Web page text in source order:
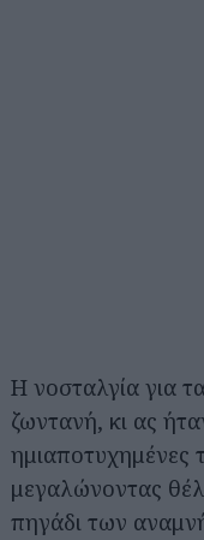
Η νοσταλγία για
ζωντανή, κι ας
ημιαποτυχημένες
μεγαλώνοντας
πηγάδι των